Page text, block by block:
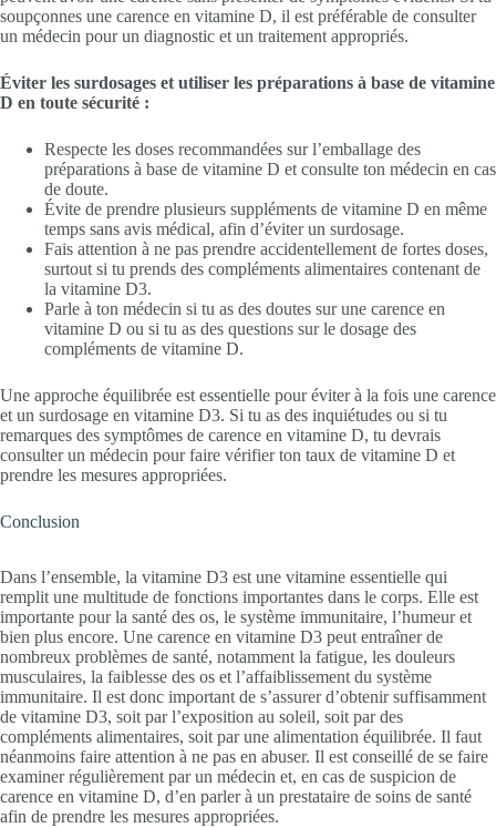
soupçonnes une carence en vitamine D, il est préférable de consulter
un médecin pour un diagnostic et un traitement appropriés.
Éviter les surdosages et utiliser les préparations à base de vitamine
D en toute sécurité :
Respecte les doses recommandées sur l’emballage des
préparations à base de vitamine D et consulte ton médecin en cas
de doute.
Évite de prendre plusieurs suppléments de vitamine D en même
temps sans avis médical, afin d’éviter un surdosage.
Fais attention à ne pas prendre accidentellement de fortes doses,
surtout si tu prends des compléments alimentaires contenant de
la vitamine D3.
Parle à ton médecin si tu as des doutes sur une carence en
vitamine D ou si tu as des questions sur le dosage des
compléments de vitamine D.
Une approche équilibrée est essentielle pour éviter à la fois une carence
et un surdosage en vitamine D3. Si tu as des inquiétudes ou si tu
remarques des symptômes de carence en vitamine D, tu devrais
consulter un médecin pour faire vérifier ton taux de vitamine D et
prendre les mesures appropriées.
Conclusion
Dans l’ensemble, la vitamine D3 est une vitamine essentielle qui
remplit une multitude de fonctions importantes dans le corps. Elle est
importante pour la santé des os, le système immunitaire, l’humeur et
bien plus encore. Une carence en vitamine D3 peut entraîner de
nombreux problèmes de santé, notamment la fatigue, les douleurs
musculaires, la faiblesse des os et l’affaiblissement du système
immunitaire. Il est donc important de s’assurer d’obtenir suffisamment
de vitamine D3, soit par l’exposition au soleil, soit par des
compléments alimentaires, soit par une alimentation équilibrée. Il faut
néanmoins faire attention à ne pas en abuser. Il est conseillé de se faire
examiner régulièrement par un médecin et, en cas de suspicion de
carence en vitamine D, d’en parler à un prestataire de soins de santé
afin de prendre les mesures appropriées.